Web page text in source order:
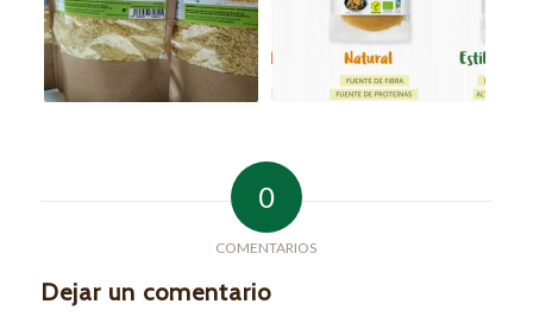
0
COMENTARIOS
Dejar un comentario